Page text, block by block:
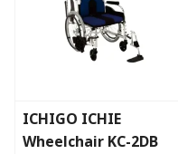
ICHIGO ICHIE
Wheelchair KC-2DB